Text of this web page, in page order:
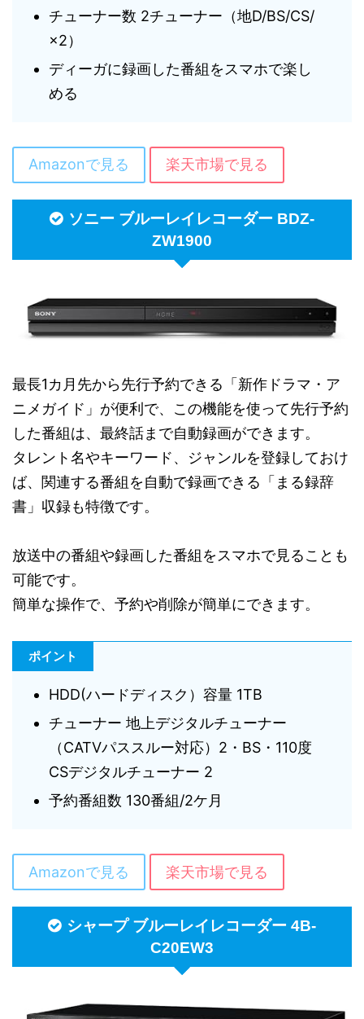
チューナー数 2チューナー（地D/BS/CS/
×2）
ディーガに録画した番組をスマホで楽し
める
Amazonで見る 楽天市場で見る
ソニー ブルーレイレコーダー BDZ-
ZW1900
最長1カ月先から先行予約できる「新作ドラマ・ア
ニメガイド」が便利で、この機能を使って先行予約
した番組は、最終話まで自動録画ができます。
タレント名やキーワード、ジャンルを登録しておけ
ば、関連する番組を自動で録画できる「まる録辞
書」収録も特徴です。
放送中の番組や録画した番組をスマホで見ることも
可能です。
簡単な操作で、予約や削除が簡単にできます。
ポイント
HDD(ハードディスク）容量 1TB
チューナー 地上デジタルチューナー
（CATVパススルー対応）2・BS・110度
CSデジタルチューナー 2
予約番組数 130番組/2ケ月
Amazonで見る 楽天市場で見る
シャープ ブルーレイレコーダー 4B-
C20EW3